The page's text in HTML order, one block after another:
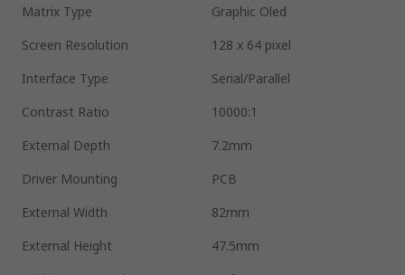
Matrix Type
Graphic Oled
Screen Resolution
128 x 64 pixel
Interface Type
Serial/Parallel
Contrast Ratio
10000:1
External Depth
7.2mm
Driver Mounting
PCB
External Width
82mm
External Height
47.5mm